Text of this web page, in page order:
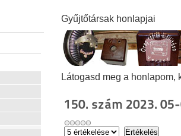
Gyűjtőtársak honlapjai
Látogasd meg a honlapom,
150. szám 2023.